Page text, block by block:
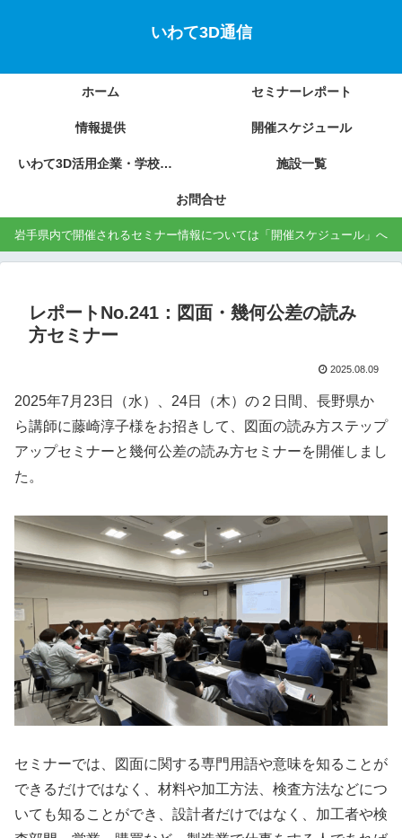
いわて3D通信
ホーム セミナーレポート
情報提供 開催スケジュール
いわて3D活用企業・学校の紹介 施設一覧
お問合せ
岩手県内で開催されるセミナー情報については「開催スケジュール」へ
レポートNo.241：図面・幾何公差の読み
方セミナー
2025.08.09
2025年7月23日（水）、24日（木）の２日間、長野県か
ら講師に藤崎淳子様をお招きして、図面の読み方ステップ
アップセミナーと幾何公差の読み方セミナーを開催しまし
た。
セミナーでは、図面に関する専門用語や意味を知ることが
できるだけではなく、材料や加工方法、検査方法などにつ
いても知ることができ、設計者だけではなく、加工者や検